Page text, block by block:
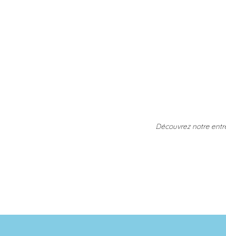
Découvrez notre